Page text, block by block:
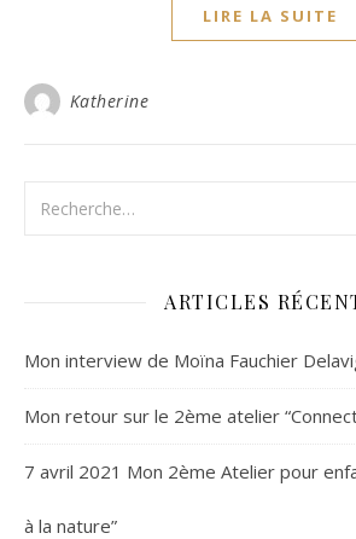
LIRE LA SUITE
Katherine
ARTICLES
Mon interview de Moïna Fauchier
Mon retour sur le 2ème atelier
7 avril 2021 Mon 2ème Atelier pour
à la nature”